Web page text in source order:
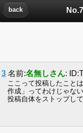
back
3 名前:名無しさん:
ここって投稿したこと
作成」ってわけじゃな
投稿自体をストップし